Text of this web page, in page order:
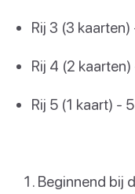
Rij 3 (3
Rij 4 (2
Rij 5 (1 kaart) -
Beginnend bij